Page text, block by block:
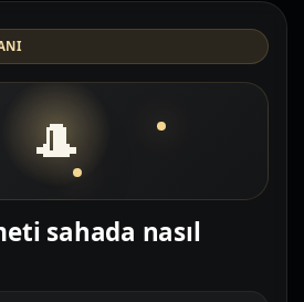
🎩
sahada nasıl